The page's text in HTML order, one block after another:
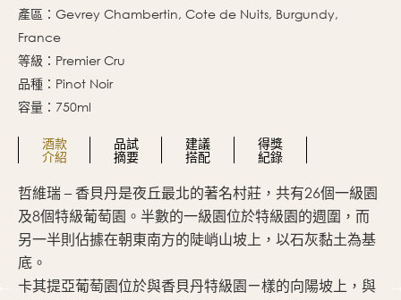
產區：Gevrey Chambertin, Cote de Nuits, Burgundy,
France
等級：Premier Cru
品種：Pinot Noir
容量：750ml
酒款
介紹
品試
摘要
建議
搭配
得獎
紀錄
哲維瑞 – 香貝丹是夜丘最北的著名村莊，共有26個一級園
及8個特級葡萄園。半數的一級園位於特級園的週圍，而
另一半則佔據在朝東南方的陡峭山坡上，以石灰黏土為基
底。
卡其提亞葡萄園位於與香貝丹特級園ㄧ樣的向陽坡上，與